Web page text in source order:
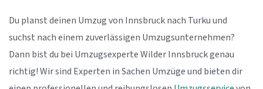
Du planst deinen Umzug von Innsbruck nach Turku und
suchst nach einem zuverlässigen Umzugsunternehmen?
Dann bist du bei Umzugsexperte Wilder Innsbruck genau
richtig! Wir sind Experten in Sachen Umzüge und bieten dir